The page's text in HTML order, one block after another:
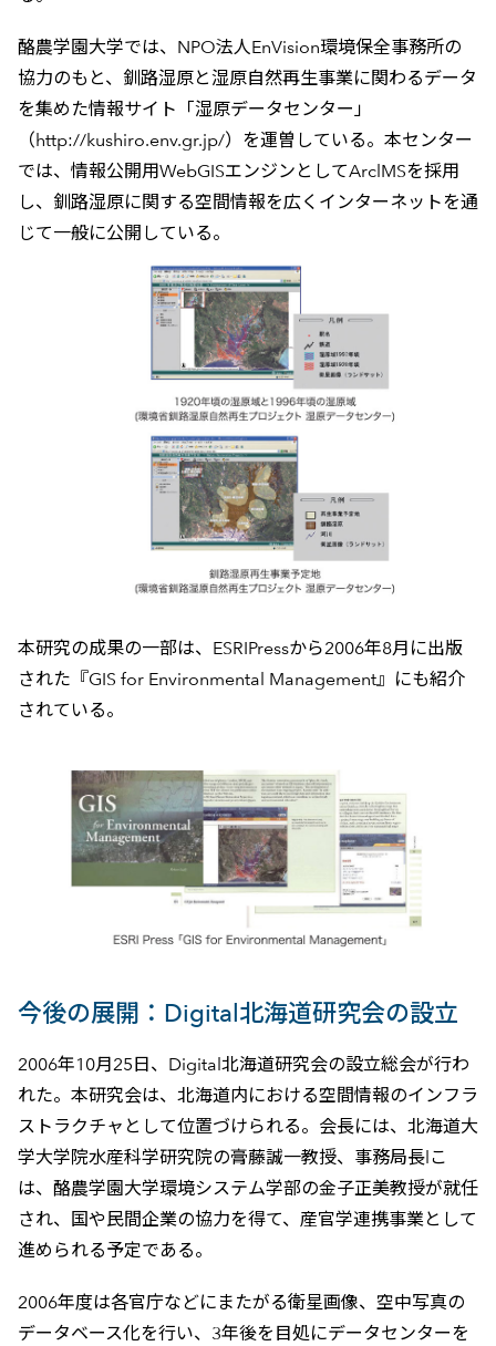
酪農学園大学では、NPO法人EnVision環境保全事務所の
協力のもと、釧路湿原と湿原自然再生事業に関わるデータ
を集めた情報サイト「湿原データセンター」
（http://kushiro.env.gr.jp/）を運曽している。本センター
では、情報公開用WebGISエンジンとしてArclMSを採用
し、釧路湿原に関する空間情報を広くインターネットを通
じて一般に公開している。
本研究の成果の一部は、ESRIPressから2006年8月に出版
された『GIS for Environmental Management』にも紹介
されている。
今後の展開：Digital北海道研究会の設立
2006年10月25日、Digital北海道研究会の設立総会が行わ
れた。本研究会は、北海道内における空間情報のインフラ
ストラクチャとして位置づけられる。会長には、北海道大
学大学院水産科学研究院の膏藤誠一教授、事務局長lこ
は、酪農学園大学環境システム学部の金子正美教授が就任
され、国や民間企業の協力を得て、産官学連携事業として
進められる予定である。
2006年度は各官庁などにまたがる衛星画像、空中写真の
データベース化を行い、3年後を目処にデータセンターを